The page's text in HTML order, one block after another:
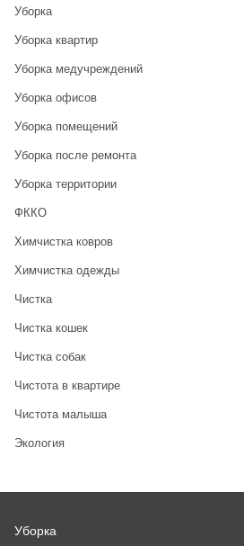
Уборка
Уборка квартир
Уборка медучреждений
Уборка офисов
Уборка помещений
Уборка после ремонта
Уборка территории
ФККО
Химчистка ковров
Химчистка одежды
Чистка
Чистка кошек
Чистка собак
Чистота в квартире
Чистота малыша
Экология
Уборка